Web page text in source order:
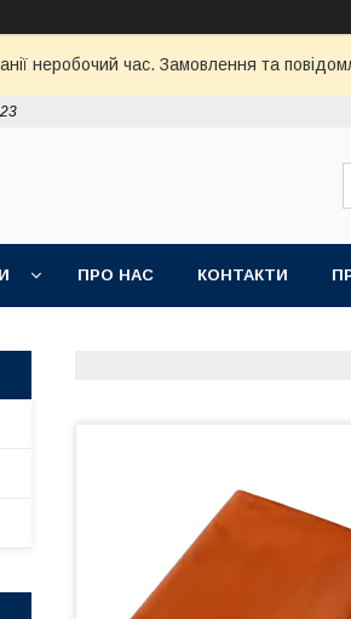
неробочий час. Замовлення та
ПРО НАС КОНТАКТИ